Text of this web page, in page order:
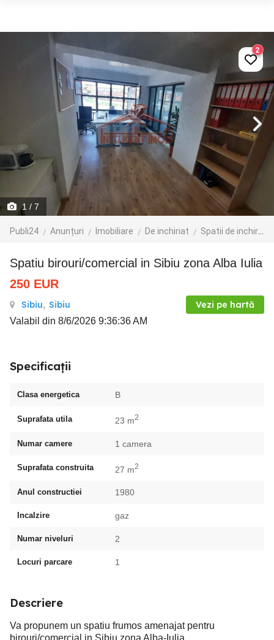
1 / 7
Publi24 Anunțuri Imobiliare De inchiriat Spatii de inchiriat
2
Spatiu birouri/comercial in Sibiu zona Alba Iulia
250 EUR
Sibiu, Sibiu Vezi pe hartă
Valabil din 8/6/2026 9:36:36 AM
Specificații
Clasa energetica B
Suprafata utila 23 m2
Numar camere 1 camera
Suprafata construita 27 m2
Anul constructiei 1980
Incalzire gaz
Numar niveluri 2
Locuri parcare 1
Descriere
Va propunem un spatiu frumos amenajat pentru